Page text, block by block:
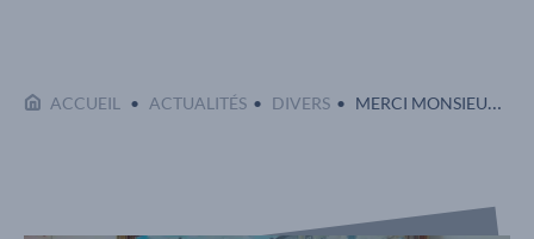
ACCUEIL ACTUALITÉS DIVERS EN COURS :
MERCI MONSIEUR ROS